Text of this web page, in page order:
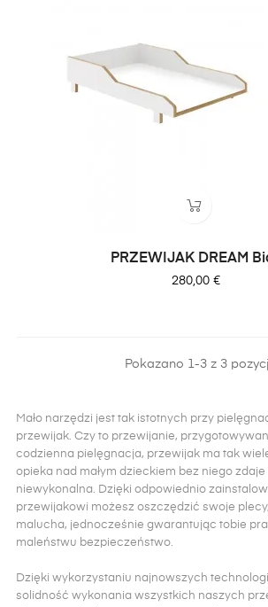
PRZEWIJAK DREAM
Cena
280,00 €
Pokazano 1-3 z 3
Mało narzędzi jest tak istotnych przy
przewijak. Czy to przewijanie,
codzienna pielęgnacja, przewijak ma tak
opieka nad małym dzieckiem bez niego
niewykonalna. Dzięki odpowiednio
przewijakowi możesz oszczędzić swoje
malucha, jednocześnie gwarantując tobie
maleństwu bezpieczeństwo.
Dzięki wykorzystaniu najnowszych
solidność wykonania wszystkich naszych